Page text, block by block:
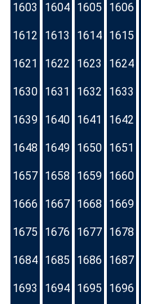
1603 1604 1605 1606
1612 1613 1614 1615
1621 1622 1623 1624
1630 1631 1632 1633
1639 1640 1641 1642
1648 1649 1650 1651
1657 1658 1659 1660
1666 1667 1668 1669
1675 1676 1677 1678
1684 1685 1686 1687
1693 1694 1695 1696